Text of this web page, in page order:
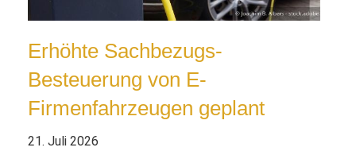
Erhöhte Sachbezugs-
Besteuerung von E-
Firmenfahrzeugen geplant
21. Juli 2026